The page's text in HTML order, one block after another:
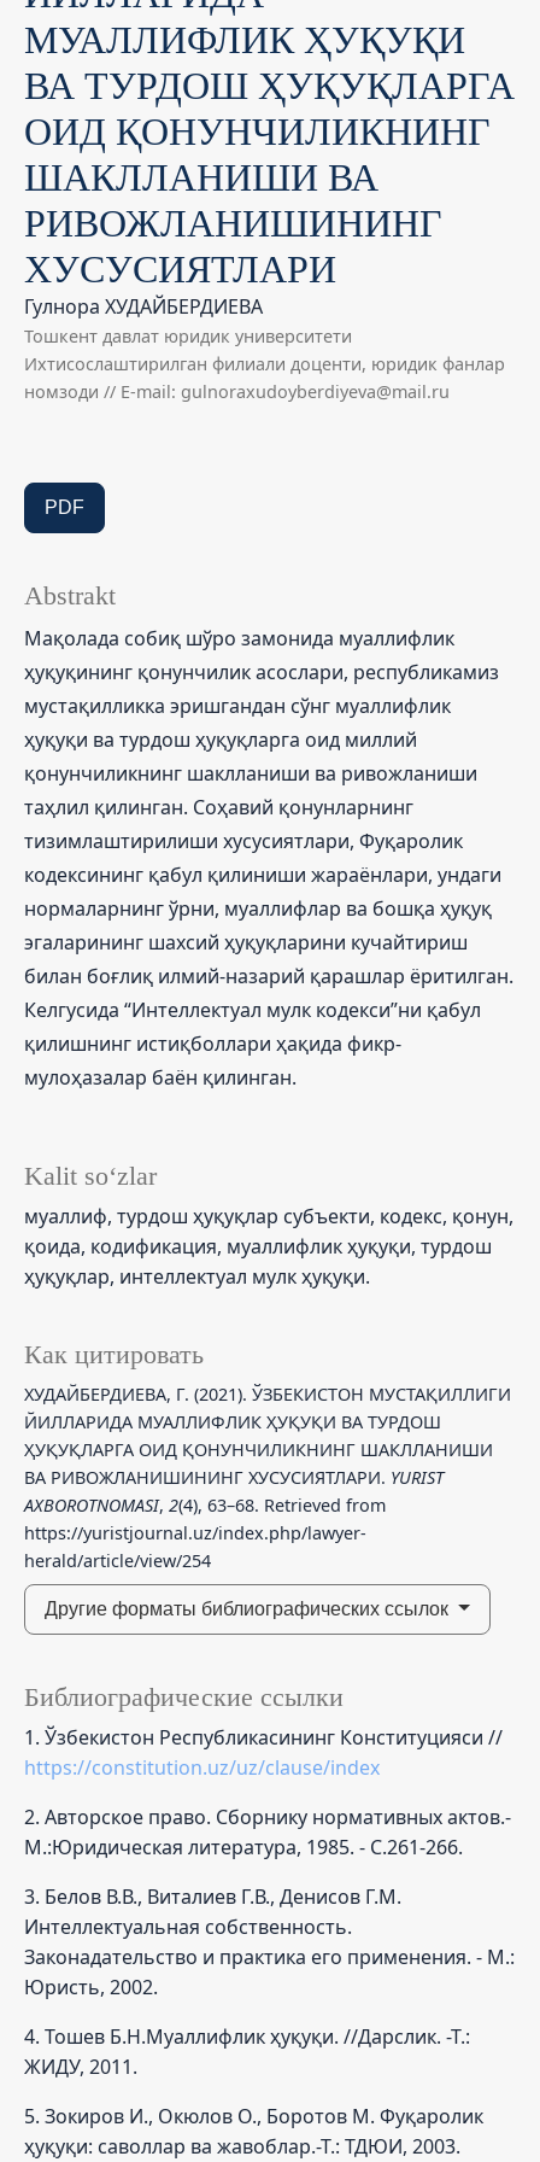
МУАЛЛИФЛИК ҲУҚУҚИ
ВА ТУРДОШ ҲУҚУҚЛАРГА
ОИД ҚОНУНЧИЛИКНИНГ
ШАКЛЛАНИШИ ВА
РИВОЖЛАНИШИНИНГ
ХУСУСИЯТЛАРИ
Гулнора ХУДАЙБЕРДИЕВА
Тошкент давлат юридик университети
Ихтисослаштирилган филиали доценти, юридик фанлар
номзоди // E-mail: gulnoraxudoyberdiyeva@mail.ru
PDF
Kalit so‘zlar
муаллиф, турдош ҳуқуқлар субъекти, кодекс, қонун,
қоида, кодификация, муаллифлик ҳуқуқи, турдош
ҳуқуқлар, интеллектуал мулк ҳуқуқи.
Как цитировать
ХУДАЙБЕРДИЕВА, Г. (2021). ЎЗБЕКИСТОН МУСТАҚИЛЛИГИ
ЙИЛЛАРИДА МУАЛЛИФЛИК ҲУҚУҚИ ВА ТУРДОШ
ҲУҚУҚЛАРГА ОИД ҚОНУНЧИЛИКНИНГ ШАКЛЛАНИШИ
ВА РИВОЖЛАНИШИНИНГ ХУСУСИЯТЛАРИ. YURIST
AXBOROTNOMASI, 2(4), 63–68. Retrieved from
https://yuristjournal.uz/index.php/lawyer-
herald/article/view/254
Другие форматы библиографических ссылок
Abstrakt
Мақолада собиқ шўро замонида муаллифлик
ҳуқуқининг қонунчилик асослари, республикамиз
мустақилликка эришгандан сўнг муаллифлик
ҳуқуқи ва турдош ҳуқуқларга оид миллий
қонунчиликнинг шаклланиши ва ривожланиши
таҳлил қилинган. Соҳавий қонунларнинг
тизимлаштирилиши хусусиятлари, Фуқаролик
кодексининг қабул қилиниши жараёнлари, ундаги
нормаларнинг ўрни, муаллифлар ва бошқа ҳуқуқ
эгаларининг шахсий ҳуқуқларини кучайтириш
билан боғлиқ илмий-назарий қарашлар ёритилган.
Келгусида “Интеллектуал мулк кодекси”ни қабул
қилишнинг истиқболлари ҳақида фикр-
мулоҳазалар баён қилинган.
Библиографические ссылки
1. Ўзбекистон Республикасининг Конституцияси //
https://constitution.uz/uz/clause/index
2. Авторское право. Сборнику нормативных актов.-
М.:Юридическая литература, 1985. - С.261-266.
3. Белов В.В., Виталиев Г.В., Денисов Г.М.
Интеллектуальная собственность.
Законадательство и практика его применения. - М.:
Юристь, 2002.
4. Тошев Б.Н.Муаллифлик ҳуқуқи. //Дарслик. -Т.:
ЖИДУ, 2011.
5. Зокиров И., Окюлов О., Боротов М. Фуқаролик
ҳуқуқи: саволлар ва жавоблар.-Т.: ТДЮИ, 2003.